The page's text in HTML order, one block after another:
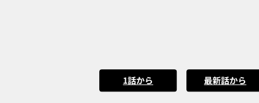
1話から 最新話から